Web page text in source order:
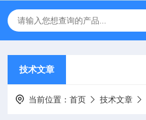
技术文章
当前位置：首页 技术文章